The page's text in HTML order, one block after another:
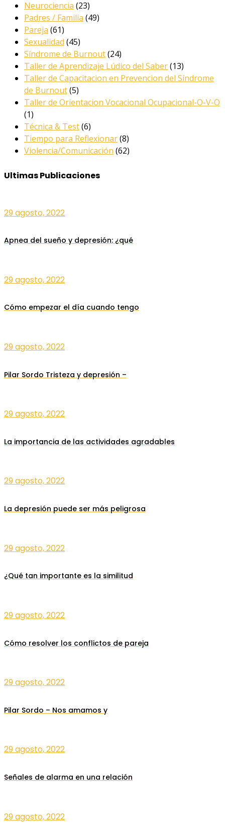
Neurociencia (23)
Padres / Familia (49)
Pareja (61)
Sexualidad (45)
Síndrome de Burnout(24)
Taller de Aprendizaje Lúdico del Saber(13)
Taller de Capacitacion en Prevencion del Síndrome
de Burnout(5)
Taller de Orientacion Vocacional Ocupacional-O-V-O
(1)
Técnica & Test(6)
Tiempo para Reflexionar(8)
Violencia/Comunicación (62)
Ultimas Publicaciones
29 agosto, 2022
Apnea del sueño y depresión: ¿qué
29 agosto, 2022
Cómo empezar el día cuando tengo
29 agosto, 2022
Pilar Sordo Tristeza y depresión –
29 agosto, 2022
La importancia de las actividades agradables
29 agosto, 2022
La depresión puede ser más peligrosa
29 agosto, 2022
¿Qué tan importante es la similitud
29 agosto, 2022
Cómo resolver los conflictos de pareja
29 agosto, 2022
Pilar Sordo – Nos amamos y
29 agosto, 2022
Señales de alarma en una relación
29 agosto, 2022